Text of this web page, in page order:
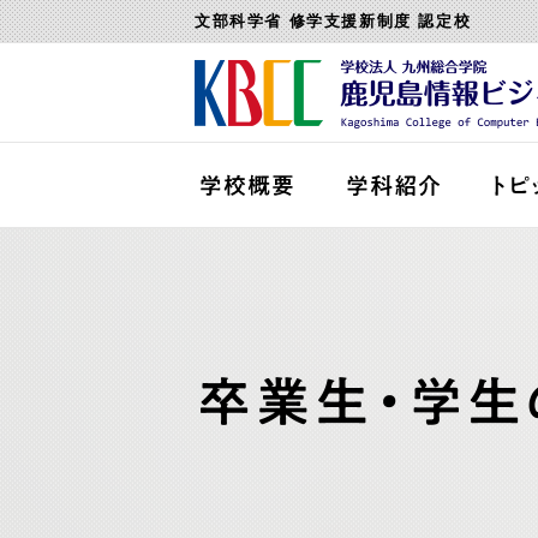
文部科学省 修学支援新制度 認定校